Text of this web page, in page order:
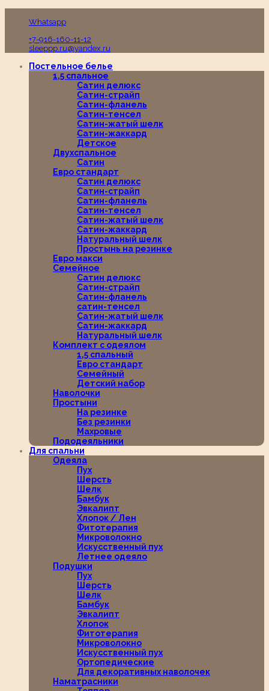
Whatsapp
+7-916-160-11-12
sleeppp.ru@yandex.ru
Постельное белье
1,5 спальное
Сатин делюкс
Сатин-страйп
Сатин-фланель
Сатин-тенсел
Сатин-жатый шелк
Сатин-жаккард
Детское
Двухспальное
Сатин
Евро стандарт
Сатин делюкс
Сатин-страйп
Сатин-фланель
Сатин-тенсел
Сатин-жатый шелк
Сатин-жаккард
Натуральный шелк
Простынь на резинке
Евро макси
Семейное
Сатин делюкс
Сатин-страйп
Сатин-фланель
сатин-тенсел
Сатин-жатый шелк
Сатин-жаккард
Натуральный шелк
Комплект с одеялом
1,5 спальный
Евро стандарт
Семейный
Детский набор
Наволочки
Простыни
На резинке
Без резинки
Махровые
Пододеяльники
Для спальни
Одеяла
Пух
Шерсть
Шелк
Бамбук
Эвкалипт
Хлопок / Лен
Фитотерапия
Микроволокно
Искусственный пух
Летнее одеяло
Подушки
Пух
Шерсть
Шелк
Бамбук
Эвкалипт
Хлопок
Фитотерапия
Микроволокно
Искусственный пух
Ортопедические
Для декоративных наволочек
Наматрасники